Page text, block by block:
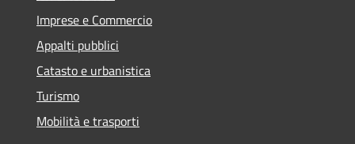
Imprese e Commercio
Appalti pubblici
Catasto e urbanistica
Turismo
Mobilità e trasporti